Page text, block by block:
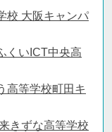
校 大阪キャンパ
くいICT中央高
高等学校町田キ
きずな高等学校